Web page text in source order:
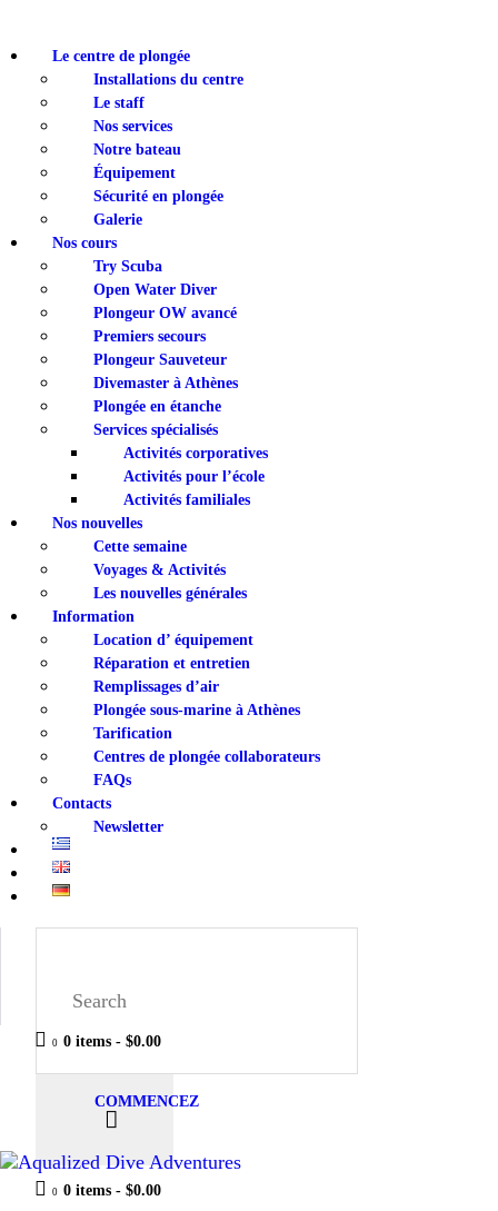
Le centre de plongée
Installations du centre
Le staff
Nos services
Notre bateau
Équipement
Sécurité en plongée
Galerie
Nos cours
Try Scuba
Open Water Diver
Plongeur OW avancé
Premiers secours
Plongeur Sauveteur
Divemaster à Athènes
Plongée en étanche
Services spécialisés
Activités corporatives
Activités pour l’école
Activités familiales
Nos nouvelles
Cette semaine
Voyages & Activités
Les nouvelles générales
Information
Location d’ équipement
Réparation et entretien
Remplissages d’air
Plongée sous-marine à Athènes
Tarification
Centres de plongée collaborateurs
FAQs
Contacts
Newsletter
0 0 items- $0.00
COMMENCEZ
0 0 items- $0.00